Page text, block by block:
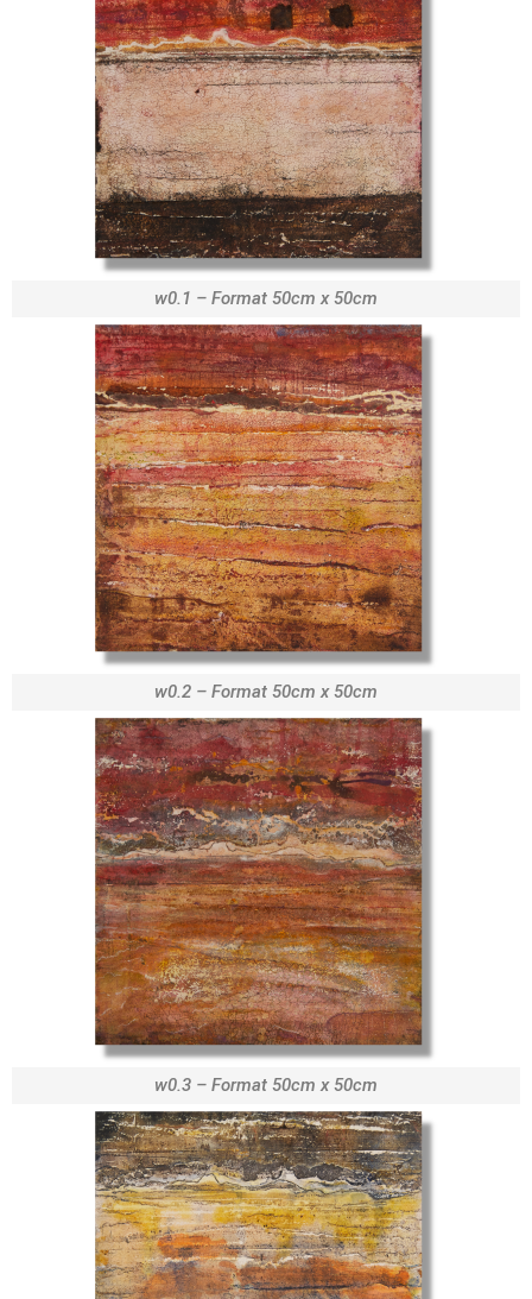
w0.1 – Format 50cm x 50cm
w0.2 – Format 50cm x 50cm
w0.3 – Format 50cm x 50cm